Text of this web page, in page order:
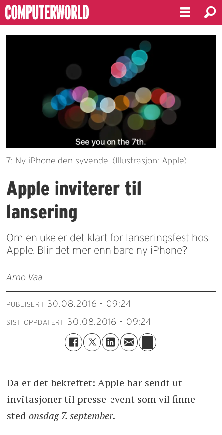
7: Ny iPhone den syvende. (Illustrasjon: Apple)
Apple inviterer til
lansering
Om en uke er det klart for lanseringsfest hos
Apple. Blir det mer enn bare ny iPhone?
Arno Vaa
PUBLISERT 30.08.2016 - 09:24
SIST OPPDATERT 30.08.2016 - 09:24
Da er det bekreftet: Apple har sendt ut
invitasjoner til presse-event som vil finne
sted onsdag 7. september.